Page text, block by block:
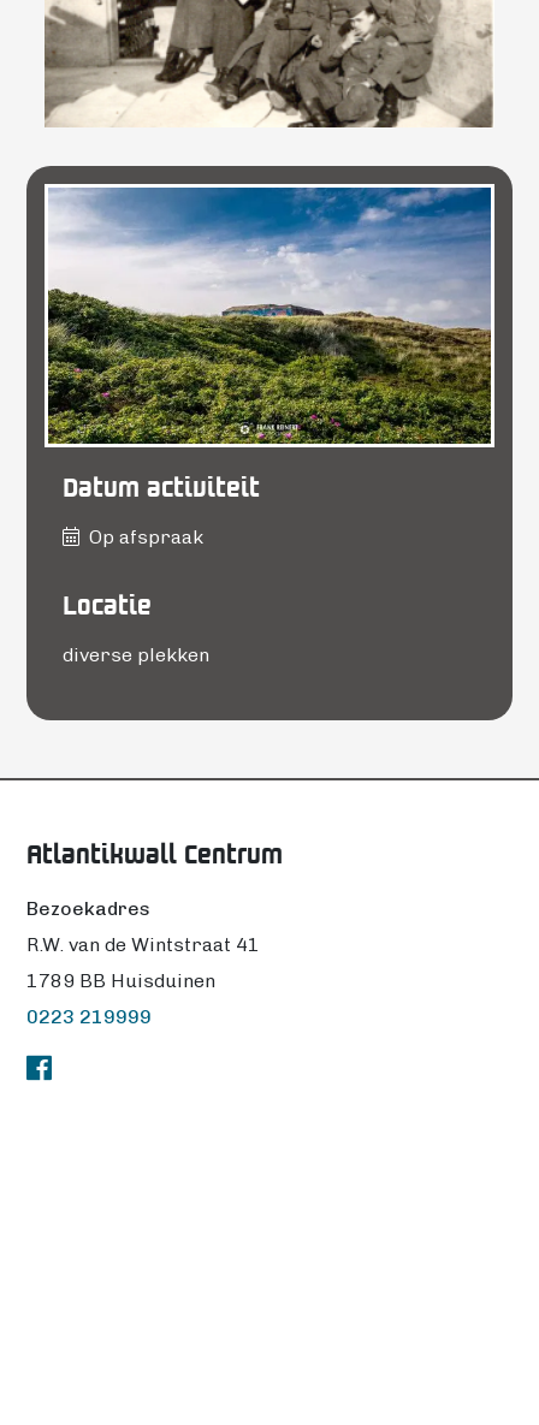
Datum activiteit
Op afspraak
Locatie
diverse plekken
Atlantikwall Centrum
Bezoekadres
R.W. van de Wintstraat 41
1789 BB Huisduinen
0223 219999